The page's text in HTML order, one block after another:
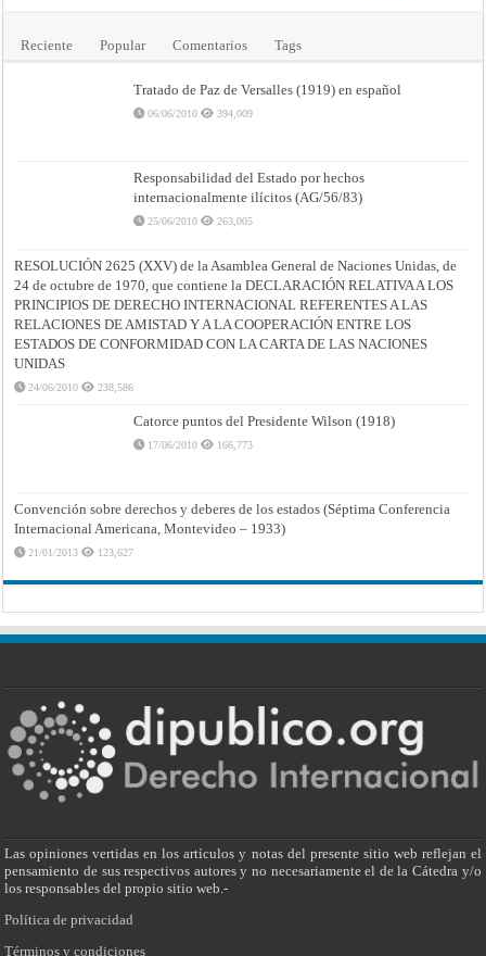
Reciente Popular Comentarios Tags
Tratado de Paz de Versalles (1919) en español
06/06/2010 394,009
Responsabilidad del Estado por hechos
internacionalmente ilícitos (AG/56/83)
25/06/2010 263,005
RESOLUCIÓN 2625 (XXV) de la Asamblea General de Naciones Unidas, de
24 de octubre de 1970, que contiene la DECLARACIÓN RELATIVA A LOS
PRINCIPIOS DE DERECHO INTERNACIONAL REFERENTES A LAS
RELACIONES DE AMISTAD Y A LA COOPERACIÓN ENTRE LOS
ESTADOS DE CONFORMIDAD CON LA CARTA DE LAS NACIONES
UNIDAS
24/06/2010 238,586
Catorce puntos del Presidente Wilson (1918)
17/06/2010 166,773
Convención sobre derechos y deberes de los estados (Séptima Conferencia
Internacional Americana, Montevideo – 1933)
21/01/2013 123,627
Las opiniones vertidas en los artículos y notas del presente sitio web reflejan el
pensamiento de sus respectivos autores y no necesariamente el de la Cátedra y/o
los responsables del propio sitio web.-
Política de privacidad
Términos y condiciones